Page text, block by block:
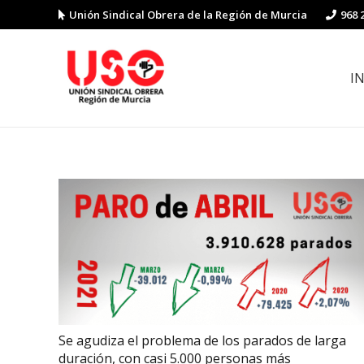
Unión Sindical Obrera de la Región de Murcia 968
Se agudiza el problema de los parados de larga
duración, con casi 5.000 personas más